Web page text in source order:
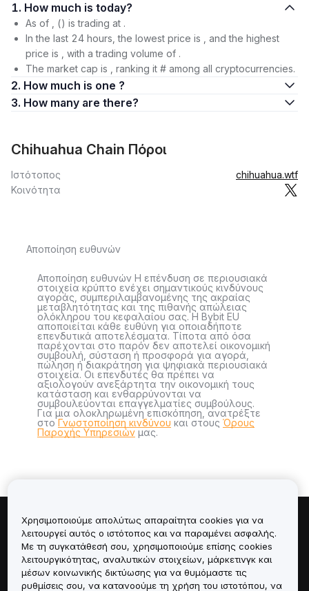
1. How much is today?
As of , () is trading at .
In the last 24 hours, the lowest price is , and the highest
price is , with a trading volume of .
The market cap is , ranking it # among all cryptocurrencies.
2. How much is one ?
3. How many are there?
Chihuahua Chain Πόροι
Ιστότοπος
chihuahua.wtf
Κοινότητα
Αποποίηση ευθυνών
Αποποίηση ευθυνών Η επένδυση σε περιουσιακά
στοιχεία κρύπτο ενέχει σημαντικούς κινδύνους
αγοράς, συμπεριλαμβανομένης της ακραίας
μεταβλητότητας και της πιθανής απώλειας
ολόκληρου του κεφαλαίου σας. Η Bybit EU
αποποιείται κάθε ευθύνη για οποιαδήποτε
επενδυτικά αποτελέσματα. Τίποτα από όσα
παρέχονται στο παρόν δεν αποτελεί οικονομική
συμβουλή, σύσταση ή προσφορά για αγορά,
πώληση ή διακράτηση για ψηφιακά περιουσιακά
στοιχεία. Οι επενδυτές θα πρέπει να
αξιολογούν ανεξάρτητα την οικονομική τους
κατάσταση και ενθαρρύνονται να
συμβουλεύονται επαγγελματίες συμβούλους.
Για μια ολοκληρωμένη επισκόπηση, ανατρέξτε
στοΓνωστοποίηση κινδύνου και στους Όρους
Παροχής Υπηρεσιών μας.
Πληροφορίες για
Υπηρεσίες
Χρησιμοποιούμε απολύτως απαραίτητα cookies για να
λειτουργεί αυτός ο ιστότοπος και να παραμένει ασφαλής.
Με τη συγκατάθεσή σου, χρησιμοποιούμε επίσης cookies
λειτουργικότητας, αναλυτικών στοιχείων, μάρκετινγκ και
μέσων κοινωνικής δικτύωσης για να θυμόμαστε τις
ρυθμίσεις σου, να κατανοούμε τη χρήση του ιστοτόπου, να